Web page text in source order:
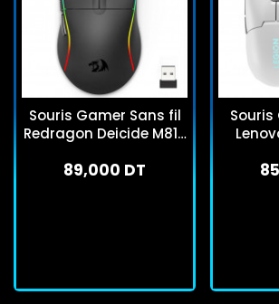
Souris Gamer Sans fil
Redragon Deicide M816
89,000 DT
Souris